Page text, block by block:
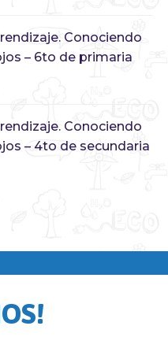
Conociendo
– 6to de primaria
Conociendo
– 4to de secundaria